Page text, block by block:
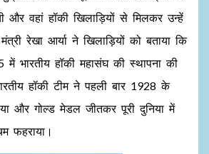
और वहां हॉकी खिलाड़ियों से मिलकर उन्हें
रेखा आर्या ने खिलाड़ियों को बताया कि
भारतीय हॉकी महासंघ की स्थापना की
हॉकी टीम ने पहली बार 1928 के
और गोल्ड मेडल जीतकर पूरी दुनिया में
फहराया।